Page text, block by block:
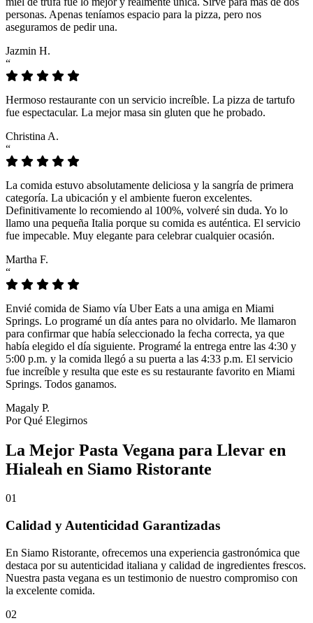
personas. Apenas teníamos espacio para la pizza, pero nos
aseguramos de pedir una.
Jazmin H.
“
Hermoso restaurante con un servicio increíble. La pizza de tartufo
fue espectacular. La mejor masa sin gluten que he probado.
Christina A.
“
La comida estuvo absolutamente deliciosa y la sangría de primera
categoría. La ubicación y el ambiente fueron excelentes.
Definitivamente lo recomiendo al 100%, volveré sin duda. Yo lo
llamo una pequeña Italia porque su comida es auténtica. El servicio
fue impecable. Muy elegante para celebrar cualquier ocasión.
Martha F.
“
Envié comida de Siamo vía Uber Eats a una amiga en Miami
Springs. Lo programé un día antes para no olvidarlo. Me llamaron
para confirmar que había seleccionado la fecha correcta, ya que
había elegido el día siguiente. Programé la entrega entre las 4:30 y
5:00 p.m. y la comida llegó a su puerta a las 4:33 p.m. El servicio
fue increíble y resulta que este es su restaurante favorito en Miami
Springs. Todos ganamos.
Magaly P.
Por Qué Elegirnos
La Mejor Pasta Vegana para Llevar en
Hialeah en Siamo Ristorante
01
Calidad y Autenticidad Garantizadas
En Siamo Ristorante, ofrecemos una experiencia gastronómica que
destaca por su autenticidad italiana y calidad de ingredientes frescos.
Nuestra pasta vegana es un testimonio de nuestro compromiso con
la excelente comida.
02